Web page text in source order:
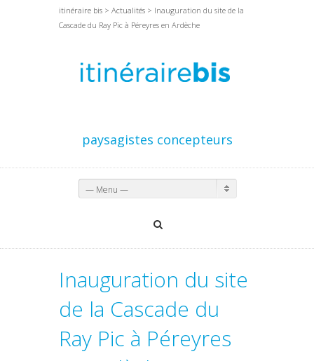
itinéraire bis > Actualités > Inauguration du site de la
Cascade du Ray Pic à Péreyres en Ardèche
paysagistes concepteurs
— Menu —
Inauguration du site
de la Cascade du
Ray Pic à Péreyres